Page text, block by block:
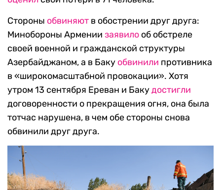
Стороны обвиняют в обострении друг друга:
Минобороны Армении заявило об обстреле
своей военной и гражданской структуры
Азербайджаном, а в Баку обвинили противника
в «широкомасштабной провокации». Хотя
утром 13 сентября Ереван и Бакудостигли
договоренности о прекращения огня, она была
тотчас нарушена, в чем обе стороны снова
обвинили друг друга.